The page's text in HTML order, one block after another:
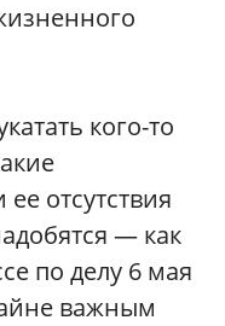
кого-то
отсутствия
— как
по делу 6 мая
важным